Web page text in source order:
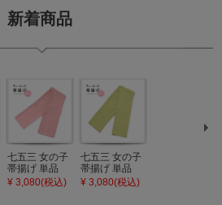
新着商品
七五三 女の子
帯揚げ 単品
「灰桃色」日
¥ 3,080(税込)
七五三 女の子
帯揚げ 単品
「若葉色」日
¥ 3,080(税込)